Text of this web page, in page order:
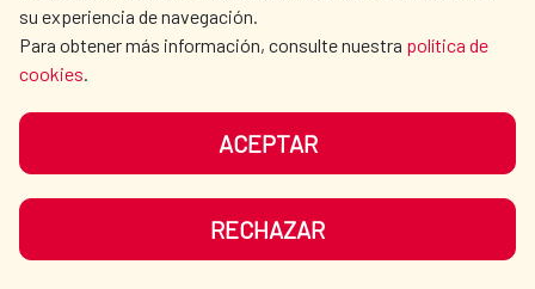
su experiencia de navegación.
Para obtener más información, consulte nuestra política de
cookies.
ACEPTAR
RECHAZAR
DATA PROTECTION
SITEMAP